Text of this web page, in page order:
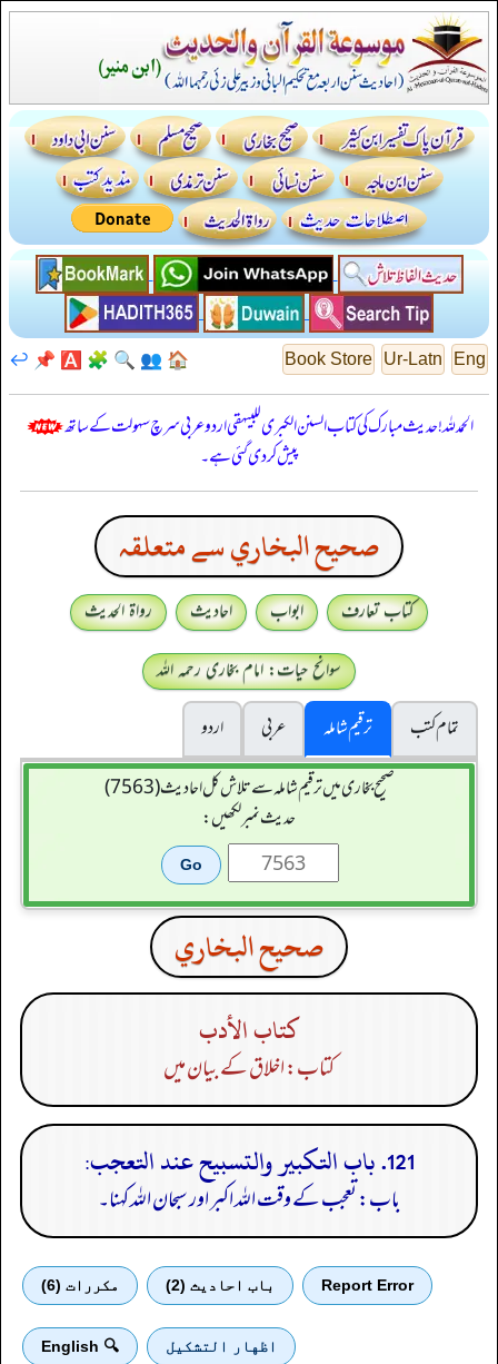
Eng
Ur-Latn
Book Store
🏠
👥
🔍
🧩
🅰️
📌
↩️
الحمدللہ! حدیث مبارک کی کتاب السنن الكبرى للبيهقي اردو عربی سرچ سہولت کے ساتھ
پیش کر دی گئی ہے۔
صحيح البخاري سے متعلقہ
کتاب تعارف ابواب احادیث
رواۃ الحدیث
سوانح حیات: امام بخاری رحمہ اللہ
تمام کتب
ترقیم شاملہ عربی
اردو
صحیح بخاری میں ترقیم شاملہ سے تلاش کل احادیث (7563)
حدیث نمبر لکھیں:
صحيح البخاري
كتاب الأدب
کتاب: اخلاق کے بیان میں
121. باب التكبير والتسبيح عند التعجب:
باب: تعجب کے وقت اللہ اکبر اور سبحان اللہ کہنا۔
Report Error باب احادیث (2) مكررات (6)
اظهار التشكيل 🔍 English